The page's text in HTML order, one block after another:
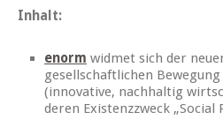
Inhalt:
enorm widmet sich der
gesellschaftlichen Bewegung
(innovative, nachhaltig
deren Existenzzweck „Social